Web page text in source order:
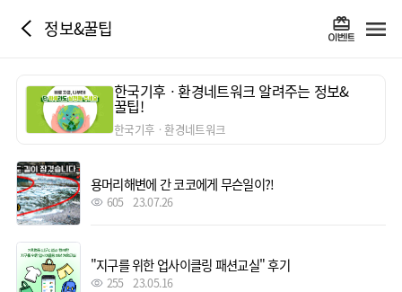
정보&꿀팁
한국기후ㆍ환경네트워크 알려주는 정보&
꿀팁!
한국기후ㆍ환경네트워크
용머리해변에 간 코코에게 무슨일이?!
605 23.07.26
"지구를 위한 업사이클링 패션교실" 후기
255 23.05.16